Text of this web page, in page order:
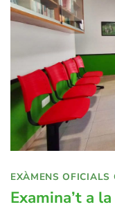
EXÀMENS OFICIALS
Examina’t a